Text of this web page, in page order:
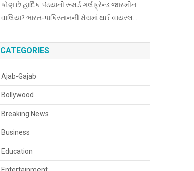
કોણ છે હાર્દિક પંડયાની રૂમર્ડ ગર્લફ્રેન્ડ જાસ્મીન
વાલિયા? ભારત-પાકિસ્તાનની મેચમાં થઈ વાયરલ…
CATEGORIES
Ajab-Gajab
Bollywood
Breaking News
Business
Education